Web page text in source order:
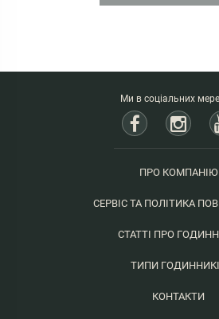
Ми в соціальних
ПРО КОМПАНІЮ
СЕРВІС ТА ПОЛІТИКА
СТАТТІ ПРО
ТИПИ
КОНТАКТИ